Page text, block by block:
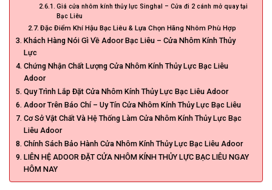
Giá cửa nhôm kính thủy lực Singhal – Cửa đi 2 cánh mở quay tại
Bạc Liêu
Đặc Điểm Khí Hậu Bạc Liêu & Lựa Chọn Hãng Nhôm Phù Hợp
Khách Hàng Nói Gì Về Adoor Bạc Liêu – Cửa Nhôm Kính Thủy
Lực
Chứng Nhận Chất Lượng Cửa Nhôm Kính Thủy Lực Bạc Liêu
Adoor
Quy Trình Lắp Đặt Cửa Nhôm Kính Thủy Lực Bạc Liêu Adoor
Adoor Trên Báo Chí – Uy Tín Cửa Nhôm Kính Thủy Lực Bạc Liêu
Cơ Sở Vật Chất Và Hệ Thống Làm Cửa Nhôm Kính Thủy Lực Bạc
Liêu Adoor
Chính Sách Bảo Hành Cửa Nhôm Kính Thủy Lực Bạc Liêu Adoor
LIÊN HỆ ADOOR ĐẶT CỬA NHÔM KÍNH THỦY LỰC BẠC LIÊU NGAY
HÔM NAY